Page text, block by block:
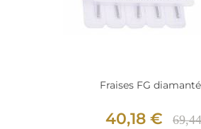
Fraises FG
40,18 €